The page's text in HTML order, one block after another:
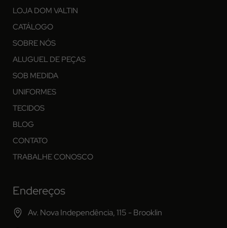
LOJA DOM VALTIN
CATÁLOGO
SOBRE NÓS
ALUGUEL DE PEÇAS
SOB MEDIDA
UNIFORMES
TECIDOS
BLOG
CONTATO
TRABALHE CONOSCO
Endereços
Av. Nova Independência, 115 - Brooklin